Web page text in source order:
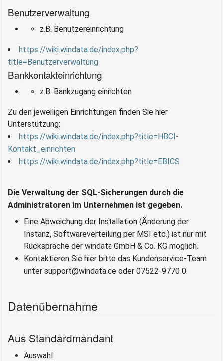
Benutzerverwaltung
z.B. Benutzereinrichtung
https://wiki.windata.de/index.php?
title=Benutzerverwaltung
Bankkontakteinrichtung
z.B. Bankzugang einrichten
Zu den jeweiligen Einrichtungen finden Sie hier
Unterstützung:
https://wiki.windata.de/index.php?title=HBCI-
Kontakt_einrichten
https://wiki.windata.de/index.php?title=EBICS
Die Verwaltung der SQL-Sicherungen durch die
Administratoren im Unternehmen ist gegeben.
Eine Abweichung der Installation (Änderung der
Instanz, Softwareverteilung per MSI etc.) ist nur mit
Rücksprache der windata GmbH & Co. KG möglich.
Kontaktieren Sie hier bitte das Kundenservice-Team
unter support@windata.de oder 07522-9770 0.
Datenübernahme
Aus Standardmandant
Auswahl